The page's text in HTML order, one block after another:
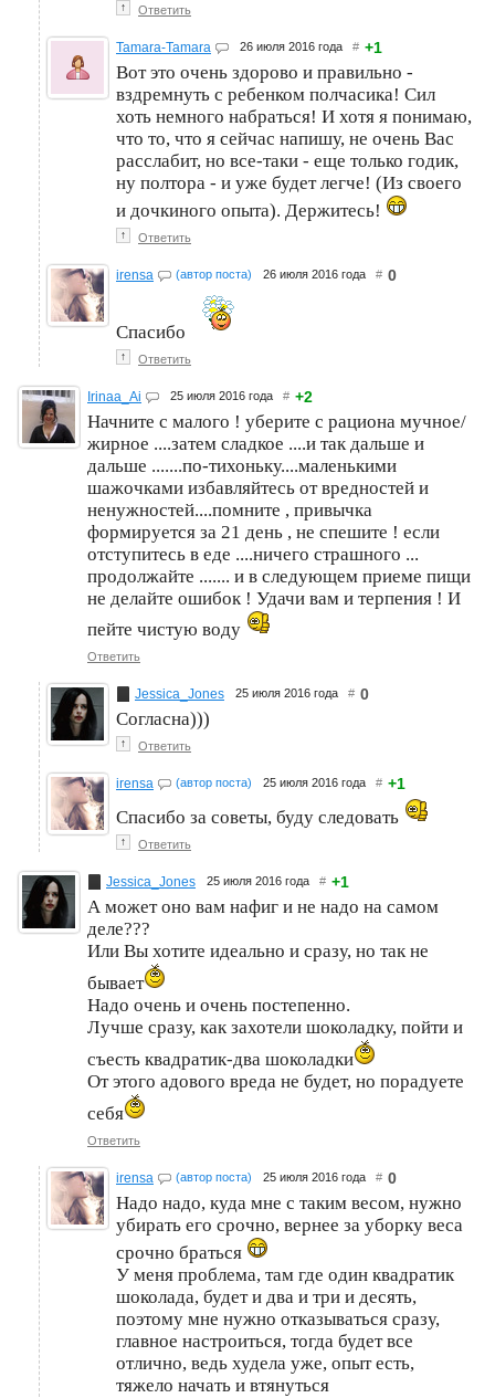
↑ Ответить
Tamara-Tamara 26 июля 2016 года # +1
Вот это очень здорово и правильно -
вздремнуть с ребенком полчасика! Сил
хоть немного набраться! И хотя я понимаю,
что то, что я сейчас напишу, не очень Вас
расслабит, но все-таки - еще только годик,
ну полтора - и уже будет легче! (Из своего
и дочкиного опыта). Держитесь!
↑ Ответить
irensa (автор поста) 26 июля 2016 года # 0
Спасибо
↑ Ответить
Irinaa_Ai 25 июля 2016 года # +2
Начните с малого ! уберите с рациона мучное/
жирное ....затем сладкое ....и так дальше и
дальше .......по-тихоньку....маленькими
шажочками избавляйтесь от вредностей и
ненужностей....помните , привычка
формируется за 21 день , не спешите ! если
отступитесь в еде ....ничего страшного ...
продолжайте ....... и в следующем приеме пищи
не делайте ошибок ! Удачи вам и терпения ! И
пейте чистую воду
Ответить
Jessica_Jones 25 июля 2016 года # 0
Согласна)))
↑ Ответить
irensa (автор поста) 25 июля 2016 года # +1
Спасибо за советы, буду следовать
↑ Ответить
Jessica_Jones 25 июля 2016 года # +1
А может оно вам нафиг и не надо на самом
деле???
Или Вы хотите идеально и сразу, но так не
бывает
Надо очень и очень постепенно.
Лучше сразу, как захотели шоколадку, пойти и
съесть квадратик-два шоколадки
От этого адового вреда не будет, но порадуете
себя
Ответить
irensa (автор поста) 25 июля 2016 года # 0
Надо надо, куда мне с таким весом, нужно
убирать его срочно, вернее за уборку веса
срочно браться
У меня проблема, там где один квадратик
шоколада, будет и два и три и десять,
поэтому мне нужно отказываться сразу,
главное настроиться, тогда будет все
отлично, ведь худела уже, опыт есть,
тяжело начать и втянуться